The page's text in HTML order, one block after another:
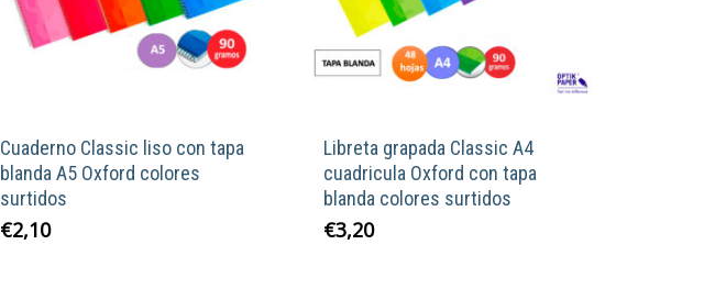
Cuaderno Classic liso con tapa
blanda A5 Oxford colores
surtidos
€2,10
Libreta grapada Classic A4
cuadricula Oxford con tapa
blanda colores surtidos
€3,20